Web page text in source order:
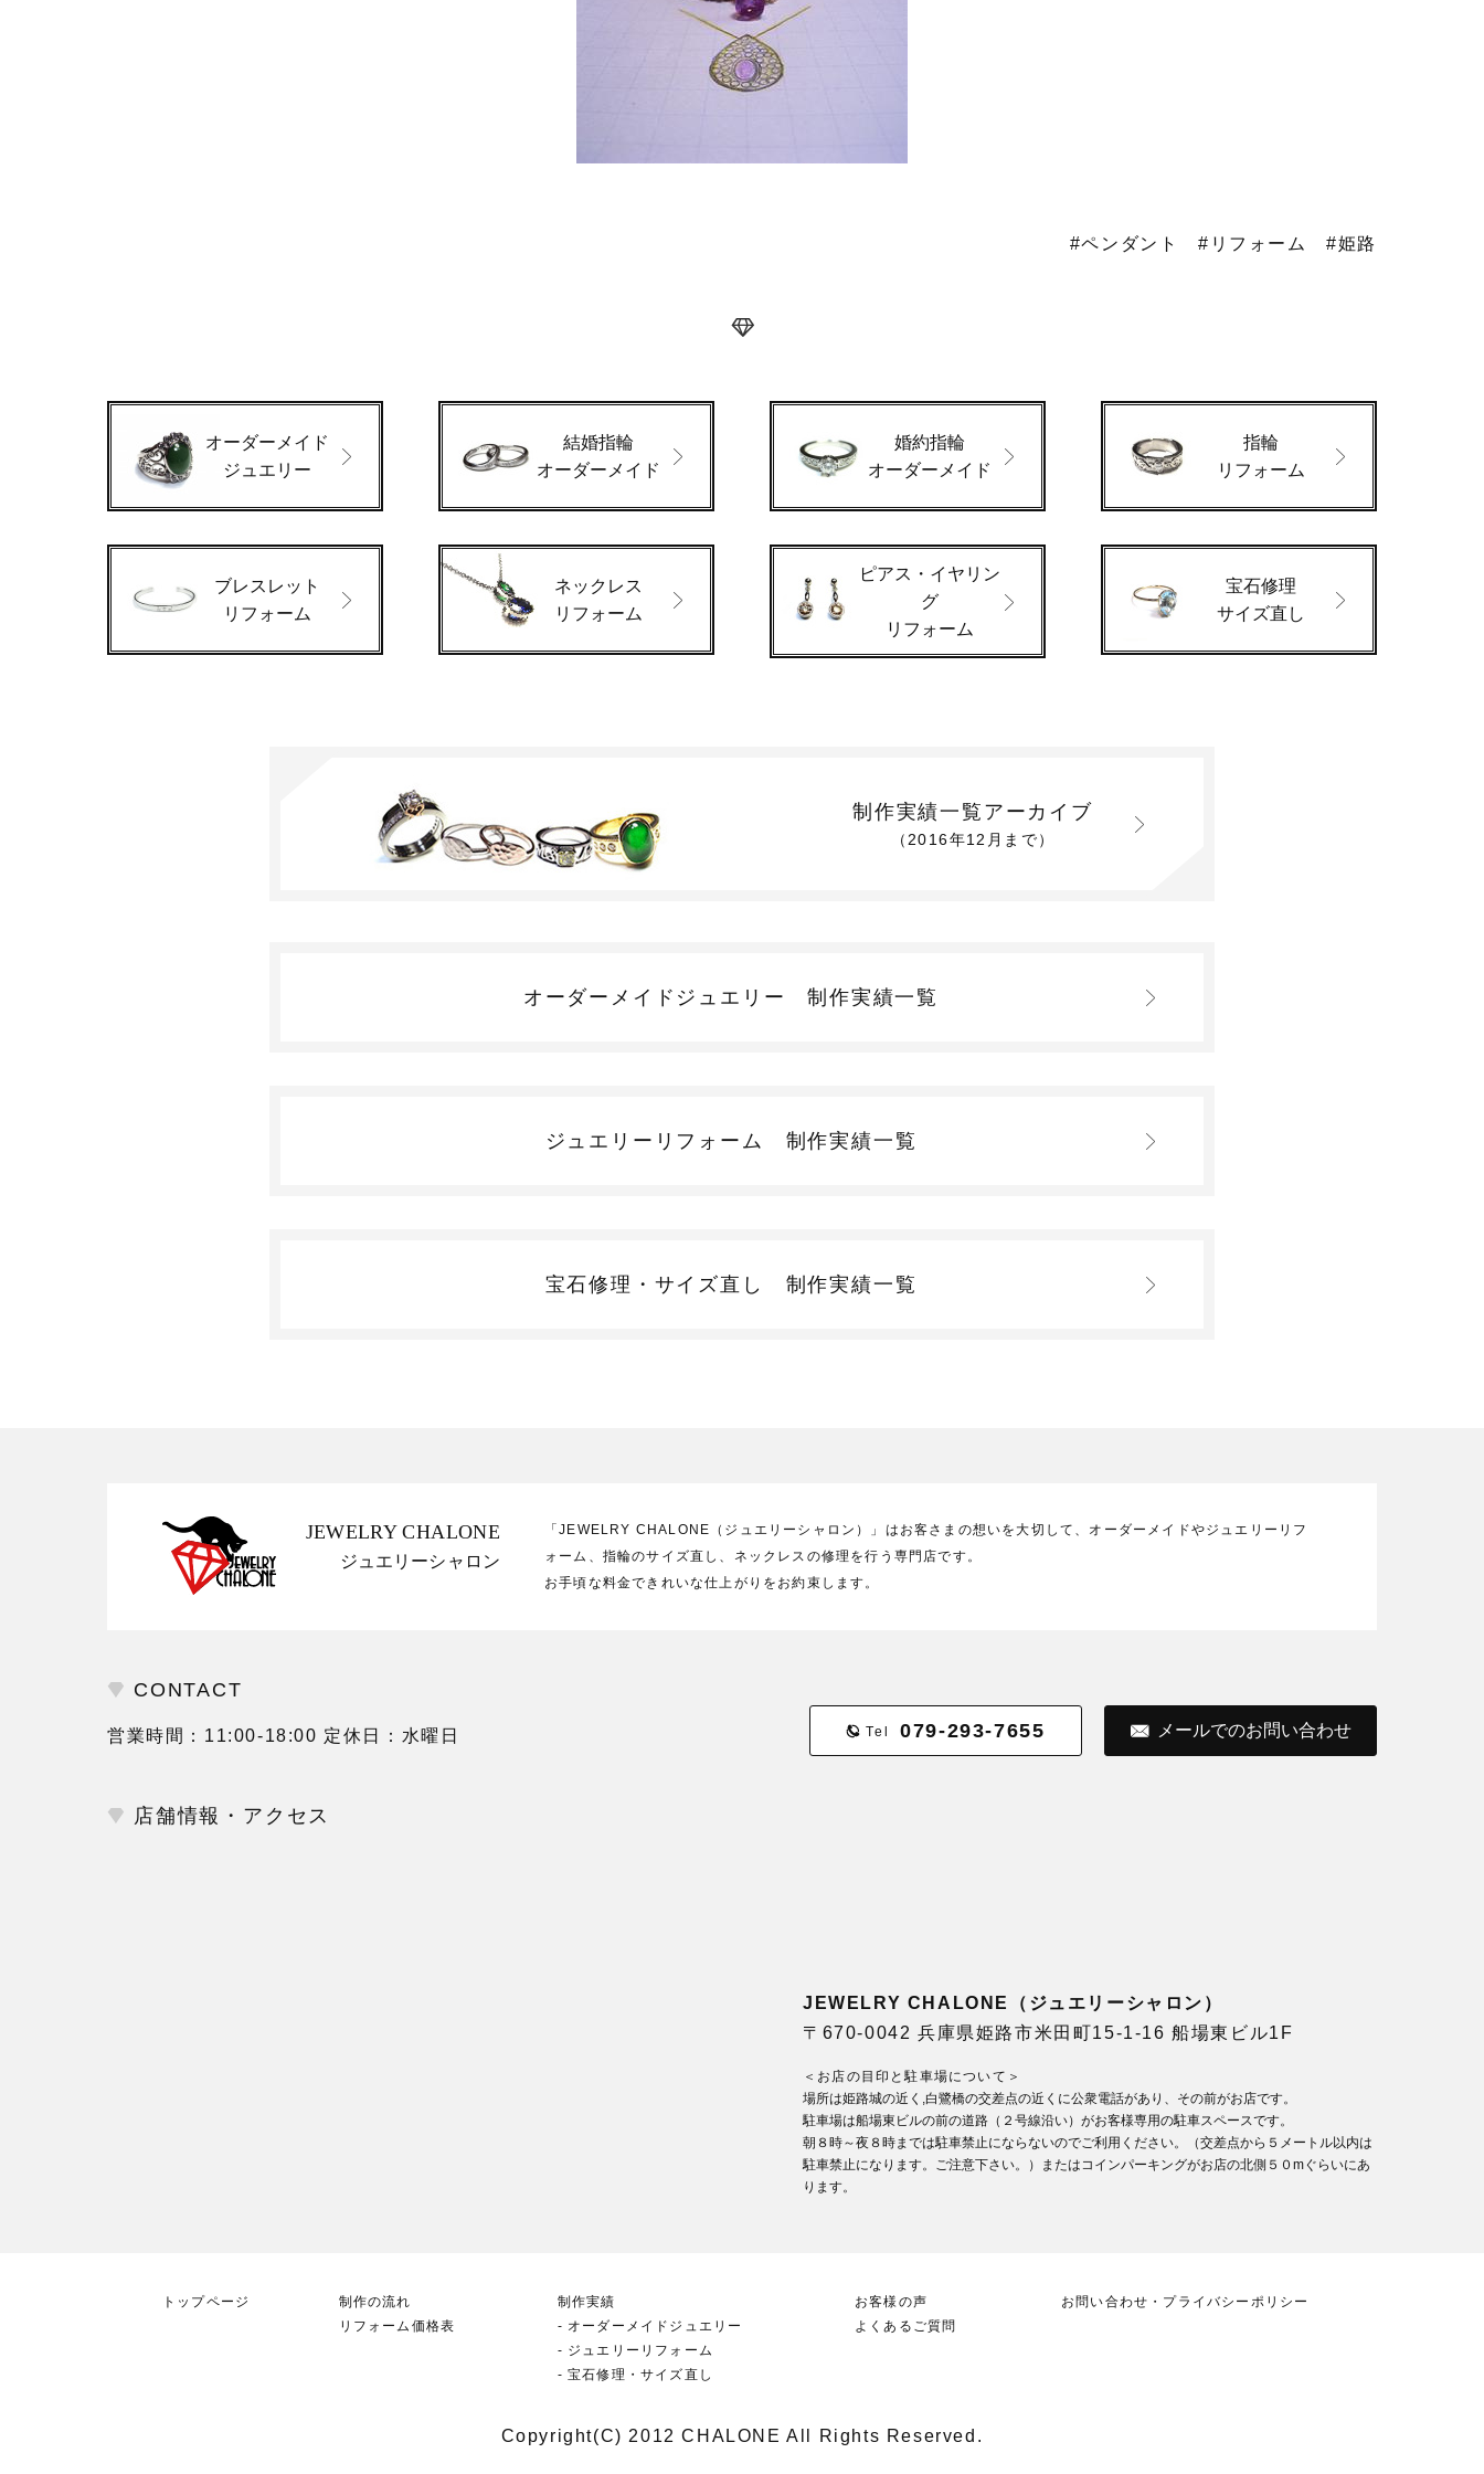
#ペンダント #リフォーム #姫路
オーダーメイド
ジュエリー
結婚指輪
オーダーメイド
婚約指輪
オーダーメイド
指輪
リフォーム
ブレスレット
リフォーム
ネックレス
リフォーム
ピアス・イヤリン
グ
リフォーム
宝石修理
サイズ直し
制作実績一覧アーカイブ
（2016年12月まで）
オーダーメイドジュエリー制作実績一覧
ジュエリーリフォーム 制作実績一覧
宝石修理・サイズ直し 制作実績一覧
JEWELRY CHALONE
ジュエリーシャロン
「JEWELRY CHALONE（ジュエリーシャロン）」はお客さまの想いを大切して、オーダーメイドやジュエリーリフ
ォーム、指輪のサイズ直し、ネックレスの修理を行う専門店です。
お手頃な料金できれいな仕上がりをお約束します。
CONTACT
営業時間：11:00-18:00 定休日：水曜日 Tel 079-293-7655 メールでのお問い合わせ
店舗情報・アクセス
JEWELRY CHALONE（ジュエリーシャロン）
〒670-0042 兵庫県姫路市米田町15-1-16 船場東ビル1F
＜お店の目印と駐車場について＞
場所は姫路城の近く,白鷺橋の交差点の近くに公衆電話があり、その前がお店です。
駐車場は船場東ビルの前の道路（２号線沿い）がお客様専用の駐車スペースです。
朝８時～夜８時までは駐車禁止にならないのでご利用ください。（交差点から５メートル以内は
駐車禁止になります。ご注意下さい。）またはコインパーキングがお店の北側５０mぐらいにあ
ります。
トップページ
制作の流れ
リフォーム価格表
制作実績
オーダーメイドジュエリー
ジュエリーリフォーム
宝石修理・サイズ直し
お客様の声
よくあるご質問
お問い合わせ・プライバシーポリシー
Copyright(C) 2012 CHALONE All Rights Reserved.